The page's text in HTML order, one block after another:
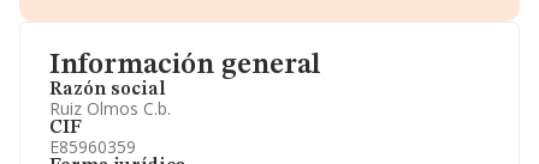
Información general
Razón social
Ruiz Olmos C.b.
CIF
E85960359
Información oficial y registral complementaria.